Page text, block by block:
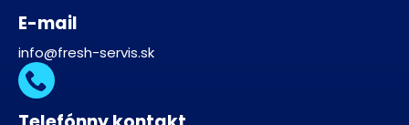
E-mail
info@fresh-servis.sk